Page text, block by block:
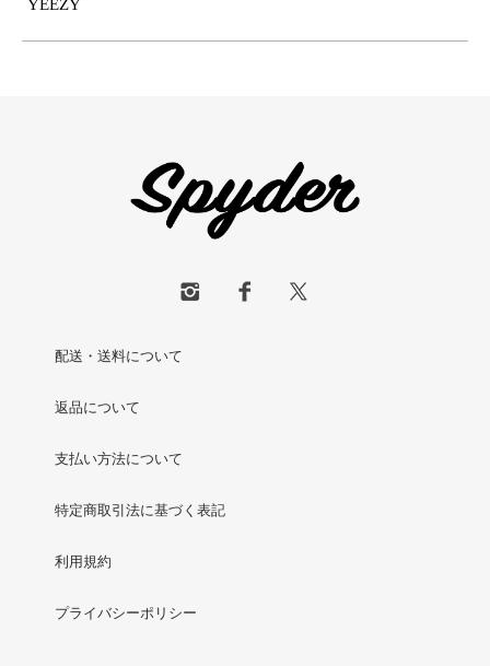
YEEZY
配送・送料について
返品について
支払い方法について
特定商取引法に基づく表記
利用規約
プライバシーポリシー